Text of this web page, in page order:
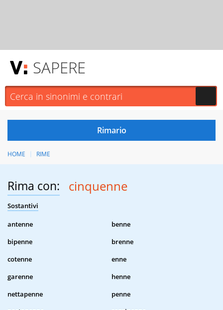
SAPERE
HOME RIME
Rima con: cinquenne
Sostantivi
antenne
benne
bipenne
brenne
cotenne
enne
garenne
henne
nettapenne
penne